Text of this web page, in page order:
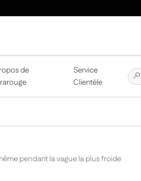
de
Service
Clientèle
pendant la vague la plus froide